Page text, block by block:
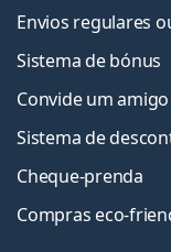
Envios regulares
Sistema de bónus
Convide um
Sistema de
Cheque-prenda
Compras eco-